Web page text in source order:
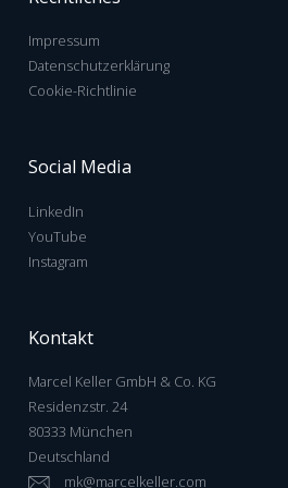
Impressum
Datenschutzerklärung
Cookie-Richtlinie
Social Media
LinkedIn
YouTube
Instagram
Kontakt
Marcel Keller GmbH & Co. KG
Residenzstr. 24
80333 München
Deutschland
mk@marcelkeller.com